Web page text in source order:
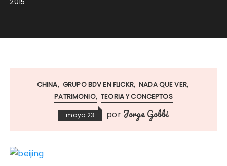
CHINA GRUPO BDV EN FLICKR NADA QUE VER
PATRIMONIO TEORIA Y CONCEPTOS
mayo 23 por Jorge Gobbi